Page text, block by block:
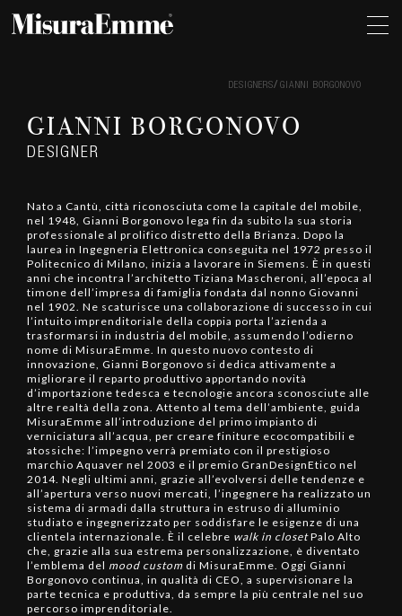
DESIGNERS GIANNI BORGONOVO
GIANNI BORGONOVO
DESIGNER
Nato a Cantù, città riconosciuta come la capitale del mobile,
nel 1948, Gianni Borgonovo lega fin da subito la sua storia
professionale al prolifico distretto della Brianza. Dopo la
laurea in Ingegneria Elettronica conseguita nel 1972 presso il
Politecnico di Milano, inizia a lavorare in Siemens. È in questi
anni che incontra l’architetto Tiziana Mascheroni, all’epoca al
timone dell’impresa di famiglia fondata dal nonno Giovanni
nel 1902. Ne scaturisce una collaborazione di successo in cui
l’intuito imprenditoriale della coppia porta l’azienda a
trasformarsi in industria del mobile, assumendo l’odierno
nome di MisuraEmme. In questo nuovo contesto di
innovazione, Gianni Borgonovo si dedica attivamente a
migliorare il reparto produttivo apportando novità
d’importazione tedesca e tecnologie ancora sconosciute alle
altre realtà della zona. Attento al tema dell’ambiente, guida
MisuraEmme all’introduzione del primo impianto di
verniciatura all’acqua, per creare finiture ecocompatibili e
atossiche: l’impegno verrà premiato con il prestigioso
marchio Aquaver nel 2003 e il premio GranDesignEtico nel
2014. Negli ultimi anni, grazie all’evolversi delle tendenze e
all’apertura verso nuovi mercati, l’ingegnere ha realizzato un
sistema di armadi dalla struttura in estruso di alluminio
studiato e ingegnerizzato per soddisfare le esigenze di una
clientela internazionale. È il celebre walk in closetPalo Alto
che, grazie alla sua estrema personalizzazione, è diventato
l’emblema del mood custom di MisuraEmme. Oggi Gianni
Borgonovo continua, in qualità di CEO, a supervisionare la
parte tecnica e produttiva, da sempre la più centrale nel suo
percorso imprenditoriale.